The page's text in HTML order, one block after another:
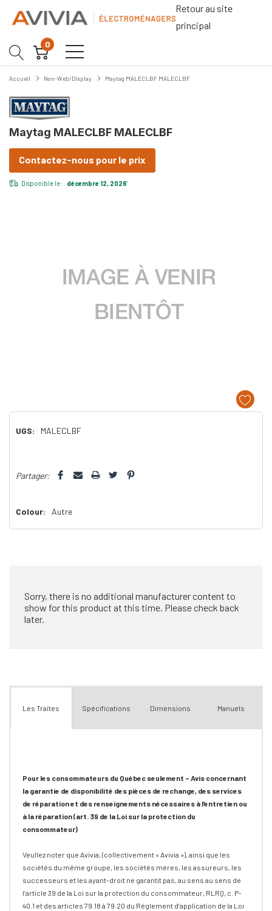
Retour au site
principal
0
Accueil Non-Web/Display Maytag MALECLBF MALECLBF
Maytag MALECLBF MALECLBF
Contactez-nous pour le prix
Disponible le: décembre 12, 2026*
UGS: MALECLBF
vous!
n’en
reste
Partager:
Colour: Autre
Sorry, there is no additional manufacturer content to
show for this product at this time. Please check back
later.
Les Traites Spécifications Dimensions Manuels
Pour les consommateurs du Québec seulement – Avis concernant
la garantie de disponibilité des pièces de rechange, des services
de réparation et des renseignements nécessaires à l’entretien ou
à la réparation (art. 39 de la Loi sur la protection du
consommateur)
Veullez noter que Avivia, (collectivement « Avivia »), ainsi que les
sociétés du même groupe, les sociétés mères, les assureurs, les
successeurs et les ayant-droit ne garantit pas, au sens au sens de
l’article 39 de la Loi sur la protection du consommateur, RLRQ, c. P-
40.1 et des articles 79.18 à 79.20 du Règlement d’application de la Loi